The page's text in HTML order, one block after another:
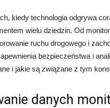
kiedy technologia odgrywa
wielu dziedzin. Od
ruchu drogowego i
bezpieczeństwa i
i jakie są związane z tym
danych